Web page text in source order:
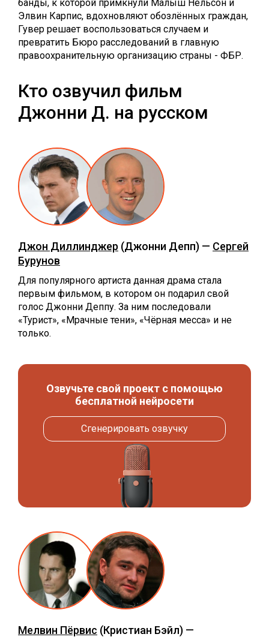
банды, к которой примкнули Малыш Нельсон и
Элвин Карпис, вдохновляют обозлённых граждан,
Гувер решает воспользоваться случаем и
превратить Бюро расследований в главную
правоохранительную организацию страны - ФБР.
Кто озвучил фильм
Джонни Д. на русском
Джон Диллинджер (Джонни Депп) — Сергей
Бурунов
Для популярного артиста данная драма стала
первым фильмом, в котором он подарил свой
голос Джонни Деппу. За ним последовали
«Турист», «Мрачные тени», «Чёрная месса» и не
только.
Озвучьте свой проект с помощью
бесплатной нейросети
Сгенерировать озвучку
Мелвин Пёрвис (Кристиан Бэйл) —